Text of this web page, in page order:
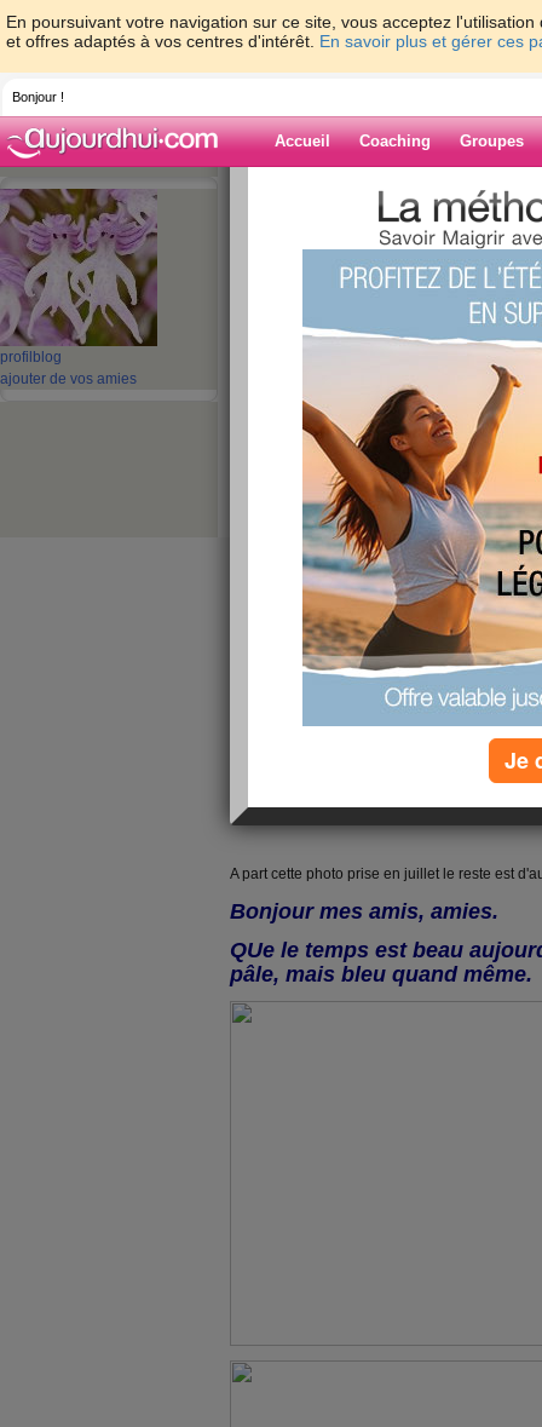
En poursuivant votre navigation sur ce site, vous acceptez
et offres adaptés à vos centres d'intérêt. En savoir plus et gérer ces
Bonjour !
Accueil Coaching Groupes
profil blog
ajouter de vos amies
> > Coucou
Blog de orionne
Coucou c'est le
publié le 21/09/2013 à 17:51
A part cette photo prise en juillet le reste est
Bonjour mes amis, amies.
QUe le temps est beau
pâle, mais bleu quand même.
Je